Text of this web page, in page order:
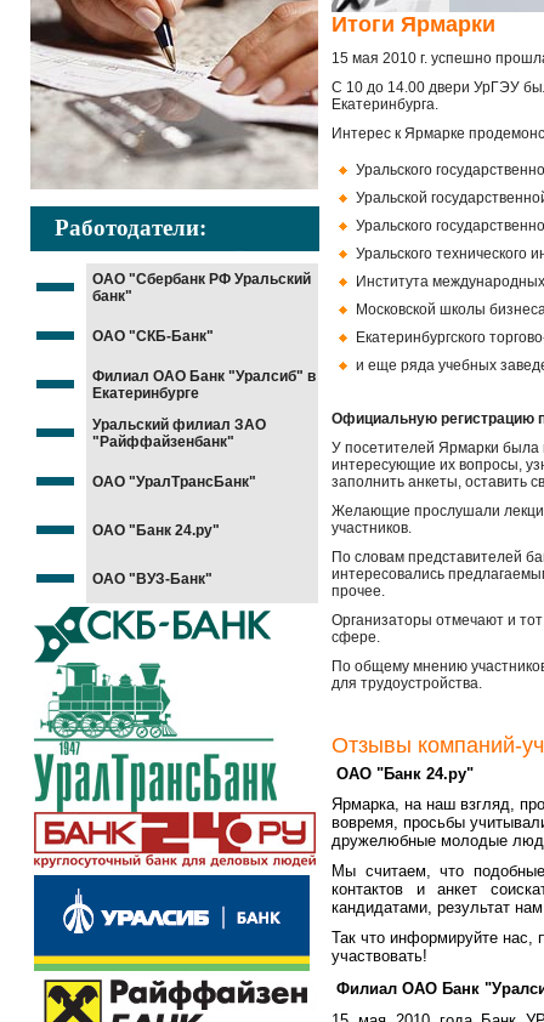
Работодатели:
ОАО "Сбербанк РФ Уральский
банк"
ОАО "СКБ-Банк"
Филиал ОАО Банк "Уралсиб" в
Екатеринбурге
Уральский филиал ЗАО
"Райффайзенбанк"
ОАО "УралТрансБанк"
ОАО "Банк 24.ру"
ОАО "ВУЗ-Банк"
Итоги Ярмарки
15 мая 2010 г. успешно
С 10 до 14.00 двери УрГЭУ
Екатеринбурга.
Интерес к Ярмарке
Уральского
Уральской
Уральского
Уральского технического
Института
Московской школы
Екатеринбургского
и еще ряда учебных
Официальную регистрацию
У посетителей Ярмарки была
интересующие их вопросы,
заполнить анкеты, оставить
Желающие прослушали
участников.
По словам представителей
интересовались
прочее.
Организаторы отмечают и
сфере.
По общему мнению
для трудоустройства.
Отзывы компаний-
ОАО "Банк 24.ру"
Ярмарка, на наш взгляд,
вовремя, просьбы
дружелюбные молодые
Мы считаем, что
контактов и анкет
кандидатами, результат
Так что информируйте нас,
участвовать!
Филиал ОАО Банк